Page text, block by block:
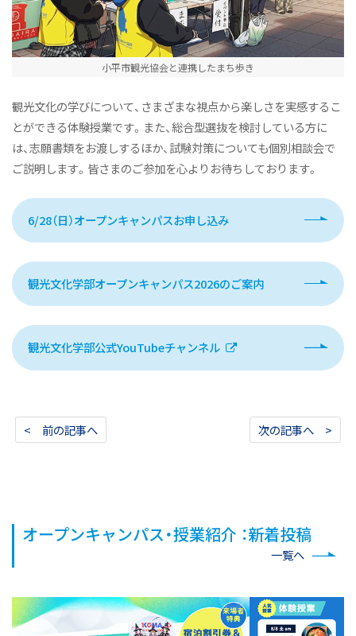
小平市観光協会と連携したまち歩き
観光文化の学びについて、さまざまな視点から楽しさを実感するこ
とができる体験授業です。また、総合型選抜を検討している方に
は、志願書類をお渡しするほか、試験対策についても個別相談会で
ご説明します。皆さまのご参加を心よりお待ちしております。
6/28（日）オープンキャンパスお申し込み
観光文化学部オープンキャンパス2026のご案内
観光文化学部公式YouTubeチャンネル
< 前の記事へ 次の記事へ >
オープンキャンパス・授業紹介 ：新着投稿
一覧へ